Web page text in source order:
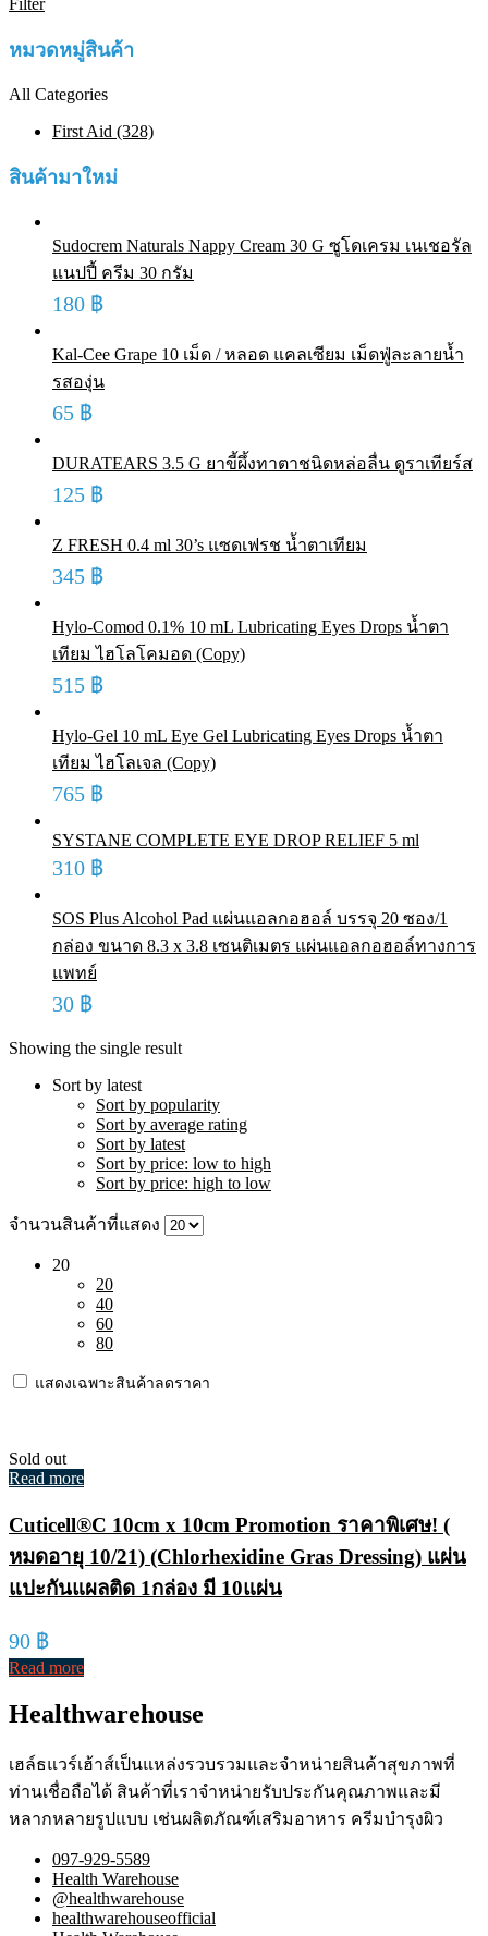
Filter
หมวดหมู่สินค้า
All Categories
First Aid (328)
สินค้ามาใหม่
Sudocrem Naturals Nappy Cream 30 G ซูโดเครม เนเชอรัล
แนปปี้ ครีม 30 กรัม
180 ฿
Kal-Cee Grape 10 เม็ด / หลอด แคลเซียม เม็ดฟู่ละลายน้ำ
รสองุ่น
65 ฿
DURATEARS 3.5 G ยาขี้ผึ้งทาตาชนิดหล่อลื่น ดูราเทียร์ส
125 ฿
Z FRESH 0.4 ml 30’s แซดเฟรช น้ำตาเทียม
345 ฿
Hylo-Comod 0.1% 10 mL Lubricating Eyes Drops น้ำตา
เทียม ไฮโลโคมอด (Copy)
515 ฿
Hylo-Gel 10 mL Eye Gel Lubricating Eyes Drops น้ำตา
เทียม ไฮโลเจล (Copy)
765 ฿
SYSTANE COMPLETE EYE DROP RELIEF 5 ml
310 ฿
SOS Plus Alcohol Pad แผ่นแอลกอฮอล์ บรรจุ 20 ซอง/1
กล่อง ขนาด 8.3 x 3.8 เซนติเมตร แผ่นแอลกอฮอล์ทางการ
แพทย์
30 ฿
Showing the single result
Sort by latest
Sort by popularity
Sort by average rating
Sort by latest
Sort by price: low to high
Sort by price: high to low
จำนวนสินค้าที่แสดง
20
20
40
60
80
แสดงเฉพาะสินค้าลดราคา
Sold out
Read more
Cuticell®C 10cm x 10cm Promotion ราคาพิเศษ! (
หมดอายุ 10/21) (Chlorhexidine Gras Dressing) แผ่น
แปะกันแผลติด 1กล่อง มี 10แผ่น
90 ฿
Read more
Healthwarehouse
เฮล์ธแวร์เฮ้าส์เป็นแหล่งรวบรวมและจำหน่ายสินค้าสุขภาพที่
ท่านเชื่อถือได้ สินค้าที่เราจำหน่ายรับประกันคุณภาพและมี
หลากหลายรูปแบบ เช่นผลิตภัณฑ์เสริมอาหาร ครีมบำรุงผิว
097-929-5589
Health Warehouse
@healthwarehouse
healthwarehouseofficial